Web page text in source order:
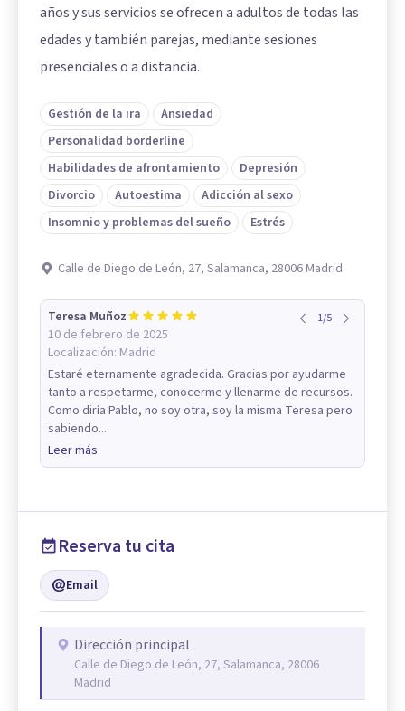
años y sus servicios se ofrecen a adultos de todas las
edades y también parejas, mediante sesiones
presenciales o a distancia.
Gestión de la ira
Ansiedad
Personalidad borderline
Habilidades de afrontamiento
Depresión
Divorcio
Autoestima
Adicción al sexo
Insomnio y problemas del sueño
Estrés
Calle de Diego de León, 27, Salamanca, 28006 Madrid
Teresa Muñoz
10 de febrero de 2025
Localización: Madrid
1/5
Estaré eternamente agradecida. Gracias por ayudarme
tanto a respetarme, conocerme y llenarme de recursos.
Como diría Pablo, no soy otra, soy la misma Teresa pero
sabiendo...
Leer más
Reserva tu cita
Email
Dirección principal
Calle de Diego de León, 27, Salamanca, 28006
Madrid